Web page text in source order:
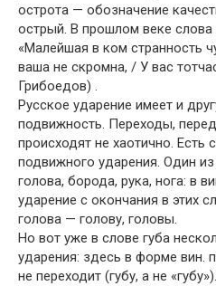
острота — обозначение
острый. В прошлом веке слова
«Малейшая в ком странность
ваша не скромна, / У вас
Грибоедов) .
Русское ударение имеет и
подвижность. Переходы,
происходят не хаотично. Есть
подвижного ударения. Один
голова, борода, рука, нога: в
ударение с окончания в этих
голова — голову, головы.
Но вот уже в слове губа
ударения: здесь в форме вин.
не переходит (губу, а не